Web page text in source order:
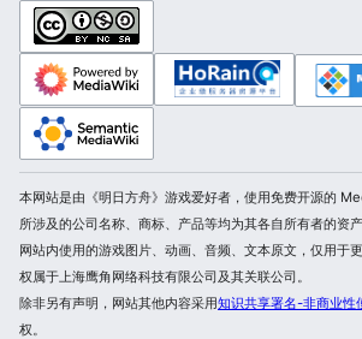
本网站是由《明日方舟》游戏爱好者，使用免费开源的
所涉及的公司名称、商标、产品等均为其各自所有者的资产
网站内使用的游戏图片、动画、音频、文本原文，仅用于
权属于上海鹰角网络科技有限公司及其关联公司。
除非另有声明，网站其他内容采用知识共享署名-非商业性
权。